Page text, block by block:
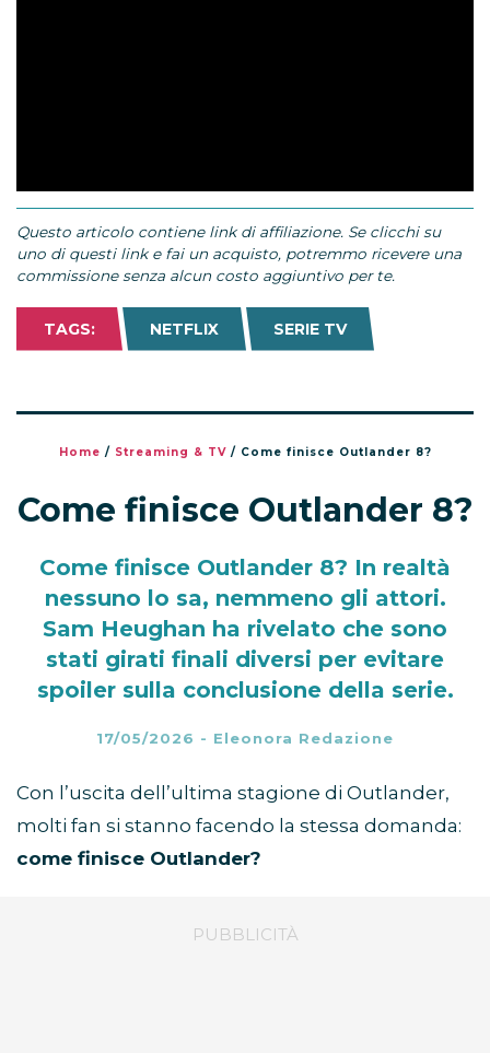
Questo articolo contiene link di affiliazione. Se clicchi su
uno di questi link e fai un acquisto, potremmo ricevere una
commissione senza alcun costo aggiuntivo per te.
TAGS: NETFLIX SERIE TV
Home / Streaming & TV/ Come finisce Outlander 8?
Come finisce Outlander 8?
Come finisce Outlander 8? In realtà
nessuno lo sa, nemmeno gli attori.
Sam Heughan ha rivelato che sono
stati girati finali diversi per evitare
spoiler sulla conclusione della serie.
17/05/2026 - Eleonora Redazione
Con l’uscita dell’ultima stagione di Outlander,
molti fan si stanno facendo la stessa domanda:
come finisce Outlander?